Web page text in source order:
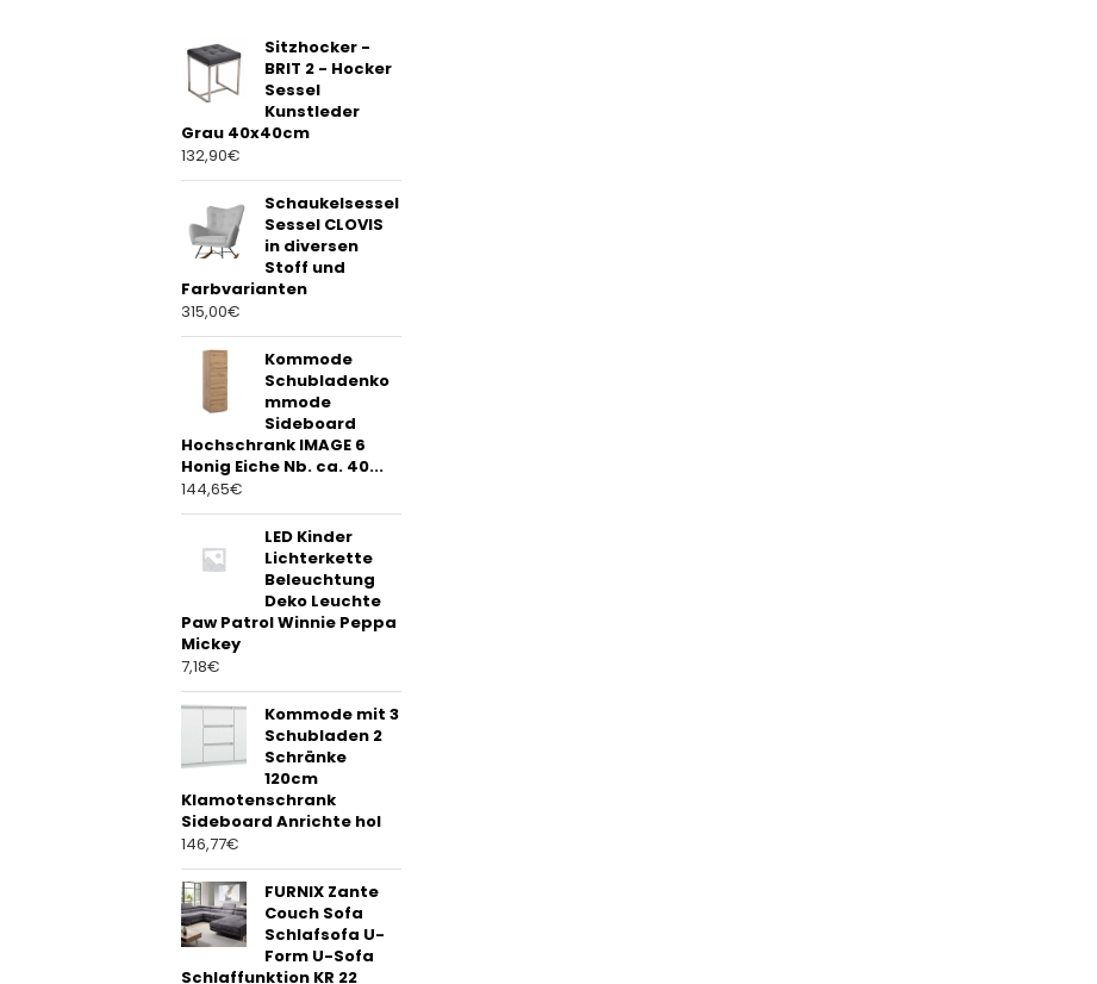
Sitzhocker -
BRIT 2 - Hocker
Sessel
Kunstleder
Grau 40x40cm
132,90€
Schaukelsessel
Sessel CLOVIS
in diversen
Stoff und
Farbvarianten
315,00€
Kommode
Schubladenko
mmode
Sideboard
Hochschrank IMAGE 6
Honig Eiche Nb. ca. 40...
144,65€
LED Kinder
Lichterkette
Beleuchtung
Deko Leuchte
Paw Patrol Winnie Peppa
Mickey
7,18€
Kommode mit 3
Schubladen 2
Schränke
120cm
Klamotenschrank
Sideboard Anrichte hol
146,77€
FURNIX Zante
Couch Sofa
Schlafsofa U-
Form U-Sofa
Schlaffunktion KR 22